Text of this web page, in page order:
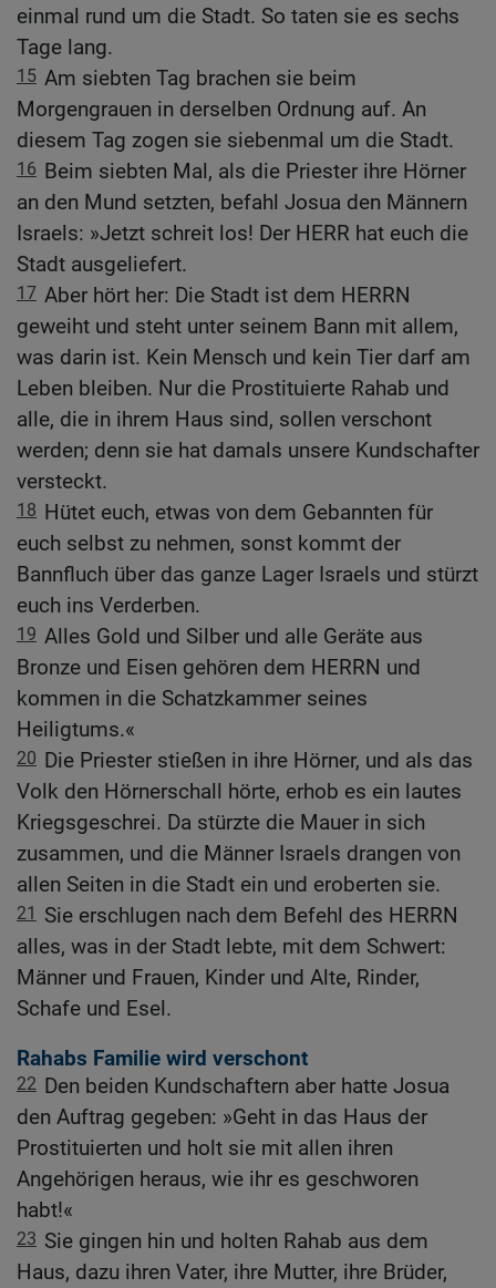
einmal rund um die Stadt. So taten sie es sechs
Tage lang.
15 Am siebten Tag brachen sie beim
Morgengrauen in derselben Ordnung auf. An
diesem Tag zogen sie siebenmal um die Stadt.
16 Beim siebten Mal, als die Priester ihre Hörner
an den Mund setzten, befahl Josua den Männern
Israels: »Jetzt schreit los! Der HERR hat euch die
Stadt ausgeliefert.
17 Aber hört her: Die Stadt ist dem HERRN
geweiht und steht unter seinem Bann mit allem,
was darin ist. Kein Mensch und kein Tier darf am
Leben bleiben. Nur die Prostituierte Rahab und
alle, die in ihrem Haus sind, sollen verschont
werden; denn sie hat damals unsere Kundschafter
versteckt.
18 Hütet euch, etwas von dem Gebannten für
euch selbst zu nehmen, sonst kommt der
Bannfluch über das ganze Lager Israels und stürzt
euch ins Verderben.
19 Alles Gold und Silber und alle Geräte aus
Bronze und Eisen gehören dem HERRN und
kommen in die Schatzkammer seines
Heiligtums.«
20 Die Priester stießen in ihre Hörner, und als das
Volk den Hörnerschall hörte, erhob es ein lautes
Kriegsgeschrei. Da stürzte die Mauer in sich
zusammen, und die Männer Israels drangen von
allen Seiten in die Stadt ein und eroberten sie.
21
Sie erschlugen nach dem Befehl des HERRN
alles, was in der Stadt lebte, mit dem Schwert:
Männer und Frauen, Kinder und Alte, Rinder,
Schafe und Esel.
Rahabs Familie wird verschont
22 Den beiden Kundschaftern aber hatte Josua
den Auftrag gegeben: »Geht in das Haus der
Prostituierten und holt sie mit allen ihren
Angehörigen heraus, wie ihr es geschworen
habt!«
23 Sie gingen hin und holten Rahab aus dem
Haus, dazu ihren Vater, ihre Mutter, ihre Brüder,